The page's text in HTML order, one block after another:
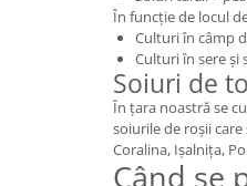
În funcție de locul
Culturi în câmp
Culturi în sere și
Soiuri de
În țara noastră se
soiurile de roșii
Coralina, Ișalnița,
Când se